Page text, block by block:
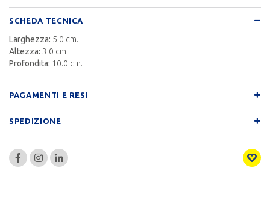
SCHEDA TECNICA
Larghezza: 5.0 cm.
Altezza: 3.0 cm.
Profondita: 10.0 cm.
PAGAMENTI E RESI
SPEDIZIONE